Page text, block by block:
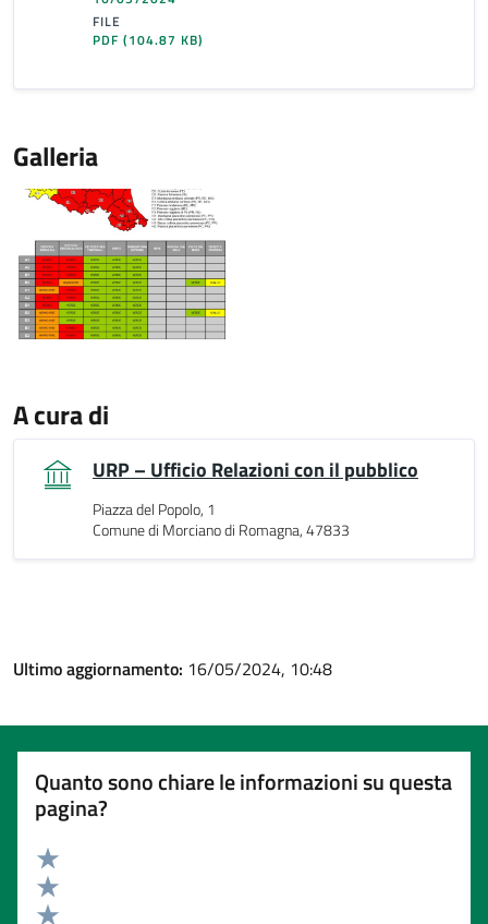
FILE
PDF(104.87 KB)
Galleria
A cura di
URP – Ufficio Relazioni con il pubblico
Piazza del Popolo, 1
Comune di Morciano di Romagna, 47833
Ultimo aggiornamento: 16/05/2024, 10:48
Quanto sono chiare le informazioni su questa
pagina?
Valuta 5 stelle su 5
Valuta 4 stelle su 5